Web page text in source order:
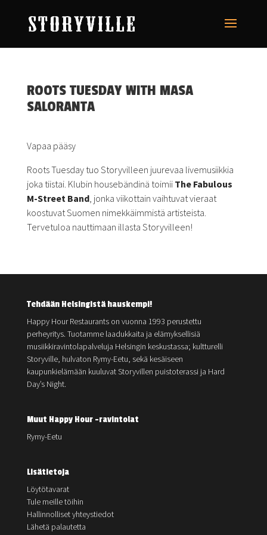
ROOTS TUESDAY WITH MASA
SALORANTA
Vapaa pääsy
Roots Tuesday tuo Storyvilleen juurevaa livemusiikkia
joka tiistai. Klubin housebändinä toimii The Fabulous
M-Street Band, jonka viikottain vaihtuvat vieraat
koostuvat Suomen nimekkäimmistä artisteista.
Tervetuloa nauttimaan illasta Storyvilleen!
Tehdään Helsingistä hauskempi!
Happy Hour Restaurants on vuonna 1993 perustettu
perheyritys. Tuotamme laadukkaita ja elämyksellisiä
musiikkiravintolapalveluja Helsingin keskustassa; kultturelli
Storyville, hulvaton Rymy-Eetu, sekä kesäiseen
kaupunkielämään kuuluvat Storyvillen puistoterassi ja Hard
Day’s Night.
Muut Happy Hour -ravintolat
Rymy-Eetu
Lisätietoja
Löytötavarat
Tule meille töihin
Hallinnolliset yhteystiedot
Lähetä palautetta